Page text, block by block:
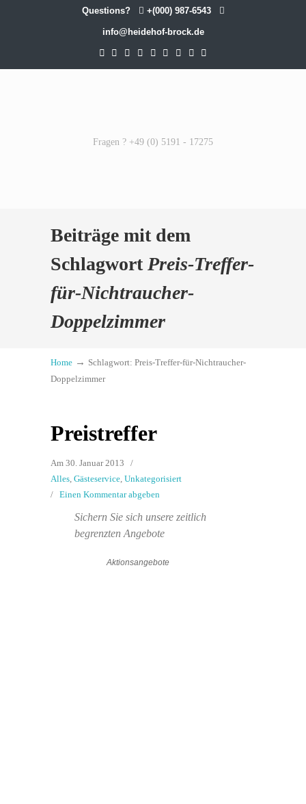
Questions? +(000) 987-6543
info@heidehof-brock.de
Fragen ? +49 (0) 5191 - 17275
Beiträge mit dem
Schlagwort Preis-Treffer-
für-Nichtraucher-
Doppelzimmer
Home → Schlagwort: Preis-Treffer-für-Nichtraucher-
Doppelzimmer
Preistreffer
Am 30. Januar 2013
/
Alles, Gästeservice, Unkategorisiert
/ Einen Kommentar abgeben
Sichern Sie sich unsere zeitlich
begrenzten Angebote
Aktionsangebote